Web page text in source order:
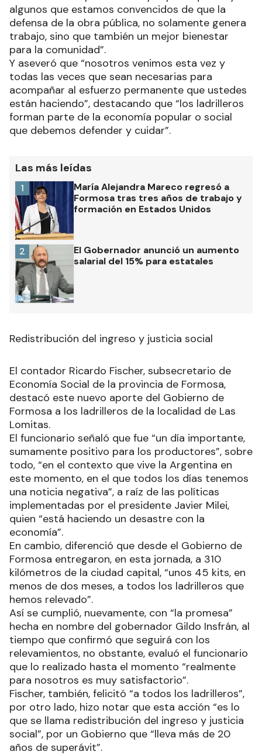
algunos que estamos convencidos de que la
defensa de la obra pública, no solamente genera
trabajo, sino que también un mejor bienestar
para la comunidad”.
Y aseveró que “nosotros venimos esta vez y
todas las veces que sean necesarias para
acompañar al esfuerzo permanente que ustedes
están haciendo”, destacando que “los ladrilleros
forman parte de la economía popular o social
que debemos defender y cuidar”.
Las más leídas
María Alejandra Mareco regresó a
Formosa tras tres años de trabajo y
formación en Estados Unidos
1
El Gobernador anunció un aumento
salarial del 15% para estatales
2
Redistribución del ingreso y justicia social
El contador Ricardo Fischer, subsecretario de
Economía Social de la provincia de Formosa,
destacó este nuevo aporte del Gobierno de
Formosa a los ladrilleros de la localidad de Las
Lomitas.
El funcionario señaló que fue “un día importante,
sumamente positivo para los productores”, sobre
todo, “en el contexto que vive la Argentina en
este momento, en el que todos los días tenemos
una noticia negativa”, a raíz de las políticas
implementadas por el presidente Javier Milei,
quien “está haciendo un desastre con la
economía”.
En cambio, diferenció que desde el Gobierno de
Formosa entregaron, en esta jornada, a 310
kilómetros de la ciudad capital, “unos 45 kits, en
menos de dos meses, a todos los ladrilleros que
hemos relevado”.
Así se cumplió, nuevamente, con “la promesa”
hecha en nombre del gobernador Gildo Insfrán, al
tiempo que confirmó que seguirá con los
relevamientos, no obstante, evaluó el funcionario
que lo realizado hasta el momento “realmente
para nosotros es muy satisfactorio”.
Fischer, también, felicitó “a todos los ladrilleros”,
por otro lado, hizo notar que esta acción “es lo
que se llama redistribución del ingreso y justicia
social”, por un Gobierno que “lleva más de 20
años de superávit”.